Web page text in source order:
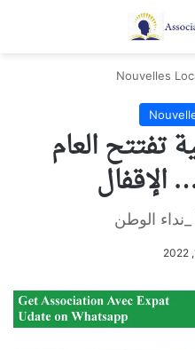
Nouvelles
تفتتح العام
الإقفال
الوطن